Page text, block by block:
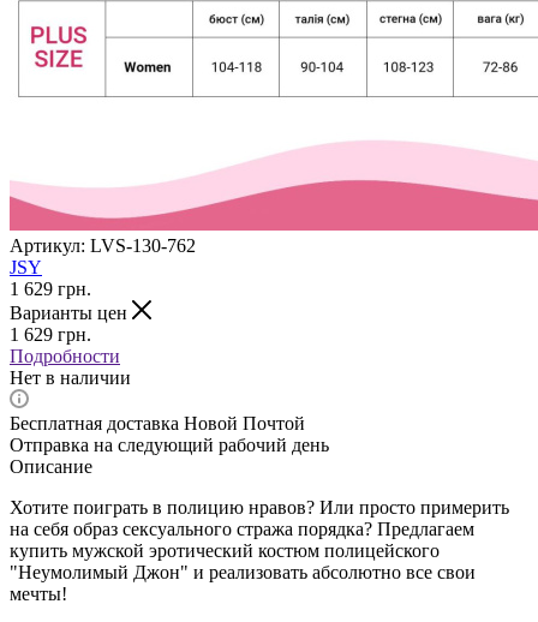
Артикул: LVS-130-762
JSY
1 629 грн.
Варианты цен
1 629 грн.
Подробности
Нет в наличии
Бесплатная доставка Новой Почтой
Отправка на следующий рабочий день
Описание
Хотите поиграть в полицию нравов? Или просто примерить
на себя образ сексуального стража порядка? Предлагаем
купить мужской эротический костюм полицейского
"Неумолимый Джон" и реализовать абсолютно все свои
мечты!